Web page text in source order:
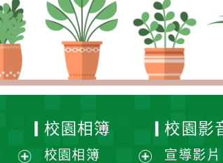
校園相簿
校園相簿
校園影
宣導影片